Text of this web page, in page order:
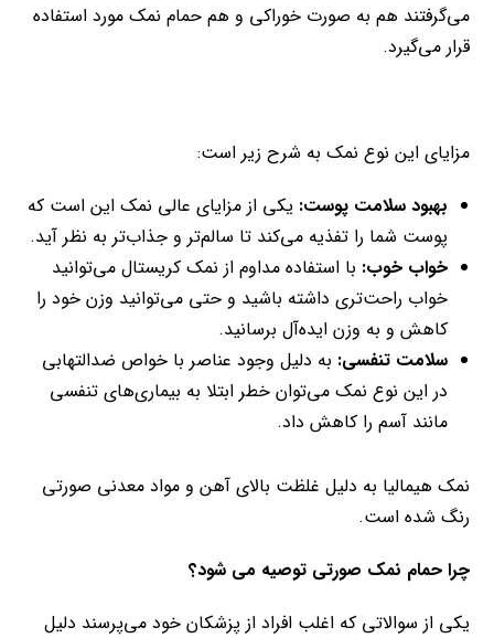
می‌گرفتند هم به صورت خوراکی و هم حمام نمک مورد استفاده
قرار می‌گیرد.
مزایای این نوع نمک به شرح زیر است:
بهبود سلامت پوست: یکی از مزایای عالی نمک این است که
پوست شما را تفذیه می‌کند تا سالم‌تر و جذاب‌تر به نظر آید.
خواب خوب: با استفاده مداوم از نمک کریستال می‌توانید
خواب راحت‌تری داشته باشید و حتی می‌توانید وزن خود را
کاهش و به وزن ایده‌آل برسانید.
سلامت تنفسی: به دلیل وجود عناصر با خواص ضدالتهابی
در این نوع نمک می‌توان خطر ابتلا به بیماری‌های تنفسی
مانند آسم را کاهش داد.
نمک هیمالیا به دلیل غلظت بالای آهن و مواد معدنی صورتی
رنگ شده است.
چرا حمام نمک صورتی توصیه می شود؟
یکی از سوالاتی که اغلب افراد از پزشکان خود می‌پرسند دلیل